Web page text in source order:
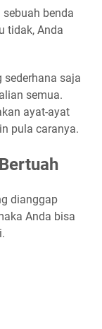
benda
tidak, Anda
sederhana saja
semua.
ayat-ayat
pula caranya.
dianggap
Anda bisa